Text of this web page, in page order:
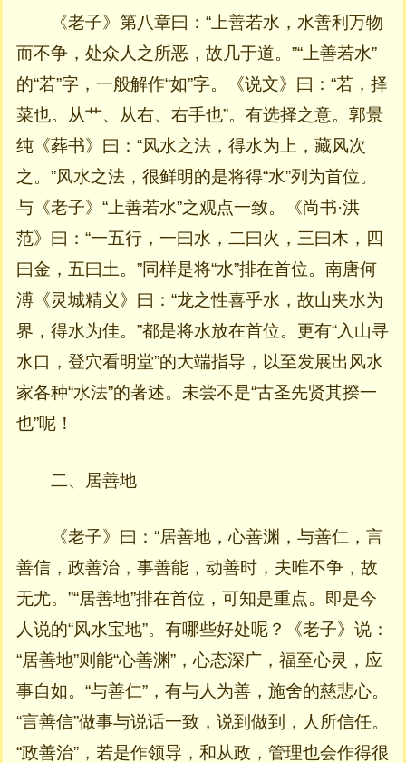
《老子》第八章曰：“上善若水，水善利万物
而不争，处众人之所恶，故几于道。”“上善若水”
的“若”字，一般解作“如”字。《说文》曰：“若，择
菜也。从艹、从右、右手也”。有选择之意。郭景
纯《葬书》曰：“风水之法，得水为上，藏风次
之。”风水之法，很鲜明的是将得“水”列为首位。
与《老子》“上善若水”之观点一致。《尚书·洪
范》曰：“一五行，一曰水，二曰火，三曰木，四
曰金，五曰土。”同样是将“水”排在首位。南唐何
溥《灵城精义》曰：“龙之性喜乎水，故山夹水为
界，得水为佳。”都是将水放在首位。更有“入山寻
水口，登穴看明堂”的大端指导，以至发展出风水
家各种“水法”的著述。未尝不是“古圣先贤其揆一
也”呢！
二、居善地
《老子》曰：“居善地，心善渊，与善仁，言
善信，政善治，事善能，动善时，夫唯不争，故
无尤。”“居善地”排在首位，可知是重点。即是今
人说的“风水宝地”。有哪些好处呢？《老子》说：
“居善地”则能“心善渊”，心态深广，福至心灵，应
事自如。“与善仁”，有与人为善，施舍的慈悲心。
“言善信”做事与说话一致，说到做到，人所信任。
“政善治”，若是作领导，和从政，管理也会作得很